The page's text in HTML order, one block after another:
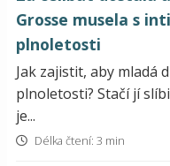
Grosse musela s
plnoletosti
Jak zajistit, aby mladá
plnoletosti? Stačí jí
je...
Délka čtení: 3 min